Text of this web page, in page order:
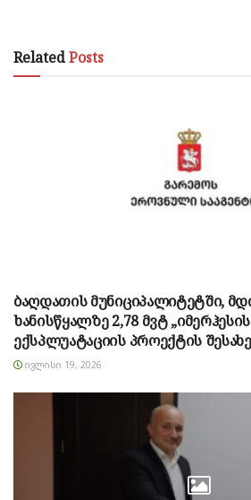
RelatedPosts
ბაღდათის მუნიციპალიტეტში,
ხანისწყალზე 2,78 მვტ
ექსპლუატაციის პროექტის
ᲘᲕᲚᲘᲡᲘ 19, 2026